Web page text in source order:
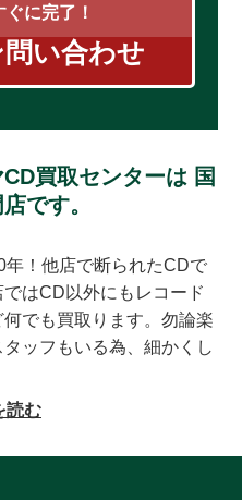
に完了！
い合わせ
買取センターは 国
です。
！他店で断られたCDで
はCD以外にもレコード
でも買取ります。勿論楽
ッフもいる為、細かくし
ードの処分に困っている
ク、ジャズ、ソウル、歌
読む